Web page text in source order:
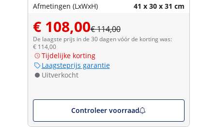
Afmetingen (LxWxH) 41 x 30 x 31 cm
€ 108,00€ 114,00
De laagste prijs in de 30 dagen vóór de korting was:
€ 114,00
Tijdelijke korting
Laagsteprijs garantie
Uitverkocht
Controleer voorraad